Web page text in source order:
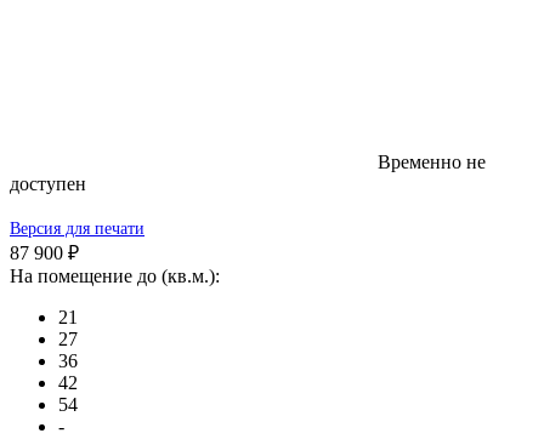
Временно не
доступен
Версия для печати
87 900 ₽
На помещение до (кв.м.):
21
27
36
42
54
-